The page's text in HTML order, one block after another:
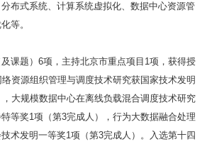
布式系统、计算系统虚拟化、数据中心资源管
等。
课题）6项，主持北京市重点项目1项，获得授
资源组织管理与调度技术研究获国家技术发明
大规模数据中心在离线负载混合调度技术研究
等奖1项（第3完成人），行为大数据融合处理
术发明一等奖1项（第3完成人）。入选第十四